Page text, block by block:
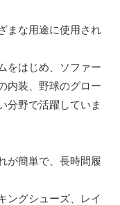
まな用途に使用され
をはじめ、ソファー
内装、野球のグロー
分野で活躍していま
が簡単で、長時間履
ングシューズ、レイ